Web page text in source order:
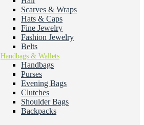
Scarves & Wraps
Hats & Caps
Fine Jewelry
Fashion Jewelry
Belts
Handbags & Wallets
Handbags
Purses
Evening Bags
Clutches
Shoulder Bags
Backpacks